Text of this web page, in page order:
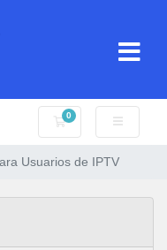
0
کارت خرید
Usuarios de IPTV